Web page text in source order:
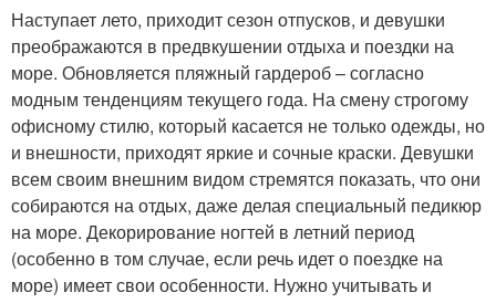
Наступает лето, приходит сезон отпусков, и девушки
преображаются в предвкушении отдыха и поездки на
море. Обновляется пляжный гардероб – согласно
модным тенденциям текущего года. На смену строгому
офисному стилю, который касается не только одежды, но
и внешности, приходят яркие и сочные краски. Девушки
всем своим внешним видом стремятся показать, что они
собираются на отдых, даже делая специальный педикюр
на море. Декорирование ногтей в летний период
(особенно в том случае, если речь идет о поездке на
море) имеет свои особенности. Нужно учитывать и